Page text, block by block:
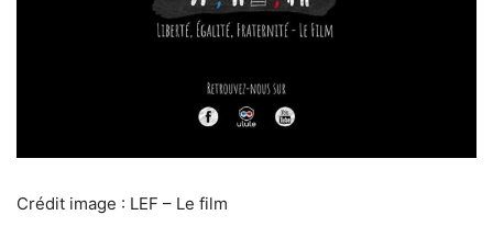
Crédit image : LEF – Le film